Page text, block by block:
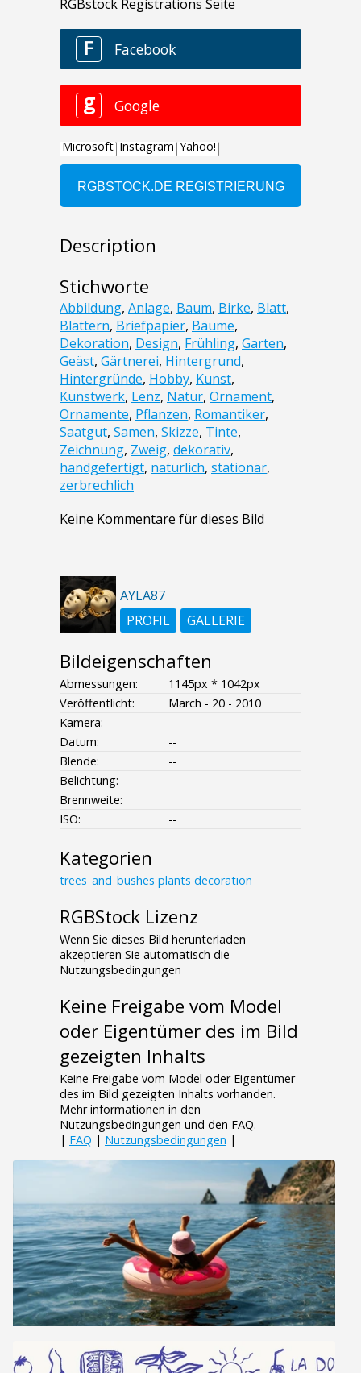
Description
Stichworte
Abbildung, Anlage, Baum, Birke, Blatt,
Blättern, Briefpapier, Bäume,
Dekoration, Design, Frühling, Garten,
Geäst, Gärtnerei, Hintergrund,
Hintergründe, Hobby, Kunst,
Kunstwerk, Lenz, Natur, Ornament,
Ornamente, Pflanzen, Romantiker,
Saatgut, Samen, Skizze, Tinte,
Zeichnung, Zweig, dekorativ,
handgefertigt, natürlich, stationär,
zerbrechlich
Keine Kommentare für dieses Bild
AYLA87
PROFIL
GALLERIE
Bildeigenschaften
Abmessungen:
1145px * 1042px
Veröffentlicht:
March - 20 - 2010
Kamera:
Datum:
--
Blende:
--
Belichtung:
--
Brennweite:
ISO:
--
Kategorien
trees_and_bushes plants decoration
RGBStock Lizenz
Wenn Sie dieses Bild herunterladen
akzeptieren Sie automatisch die
Nutzungsbedingungen
Keine Freigabe vom Model
oder Eigentümer des im Bild
gezeigten Inhalts
Keine Freigabe vom Model oder Eigentümer
des im Bild gezeigten Inhalts vorhanden.
Mehr informationen in den
Nutzungsbedingungen und den FAQ.
| FAQ | Nutzungsbedingungen |